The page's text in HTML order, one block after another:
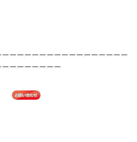
ーーーーーーーーーーーーーーーー
ーーーーーーー